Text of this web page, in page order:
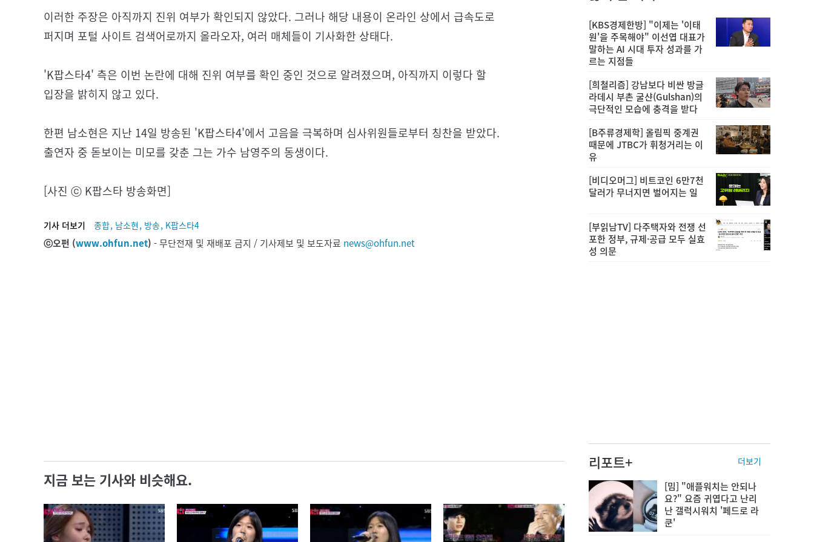
이러한 주장은 아직까지 진위 여부가 확인되지 않았다. 그러나 해당 내용이 온라인 상에서 급속도로
퍼지며 포털 사이트 검색어로까지 올라오자, 여러 매체들이 기사화한 상태다.
'K팝스타4' 측은 이번 논란에 대해 진위 여부를 확인 중인 것으로 알려졌으며, 아직까지 이렇다 할
입장을 밝히지 않고 있다.
한편 남소현은 지난 14일 방송된 'K팝스타4'에서 고음을 극복하며 심사위원들로부터 칭찬을 받았다.
출연자 중 돋보이는 미모를 갖춘 그는 가수 남영주의 동생이다.
[사진 ⓒ K팝스타 방송화면]
기사 더보기 종합, 남소현, 방송, K팝스타4
ⓒ오펀 (www.ohfun.net) - 무단전재 및 재배포 금지 / 기사제보 및 보도자료 news@ohfun.net
지금 보는 기사와 비슷해요.
[KBS경제한방] "이제는 '이태
원'을 주목해야" 이선엽 대표가
말하는 AI 시대 투자 성과를 가
르는 지점들
[희철리즘] 강남보다 비싼 방글
라데시 부촌 굴샨(Gulshan)의
극단적인 모습에 충격을 받다
[B주류경제학] 올림픽 중계권
때문에 JTBC가 휘청거리는 이
유
[비디오머그] 비트코인 6만7천
달러가 무너지면 벌어지는 일
[부읽남TV] 다주택자와 전쟁 선
포한 정부, 규제·공급 모두 실효
성 의문
리포트+ 더보기
[밈] "애플워치는 안되나
요?" 요즘 귀엽다고 난리
난 갤럭시워치 '페드로 라
쿤'